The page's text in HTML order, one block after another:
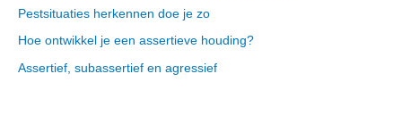
Pestsituaties herkennen doe je zo
Hoe ontwikkel je een assertieve houding?
Assertief, subassertief en agressief